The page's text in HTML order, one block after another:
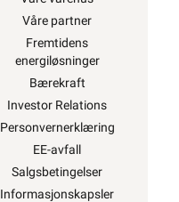
Våre partner
Fremtidens
energiløsninger
Bærekraft
Investor Relations
Personvernerklæring
EE-avfall
Salgsbetingelser
Informasjonskapsler